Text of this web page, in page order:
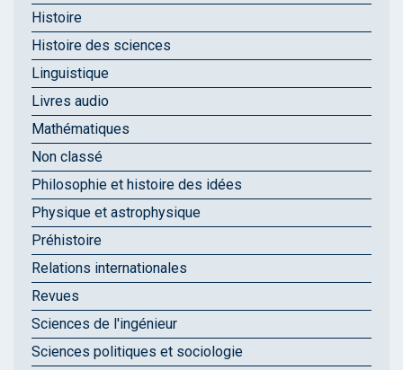
Histoire
Histoire des sciences
Linguistique
Livres audio
Mathématiques
Non classé
Philosophie et histoire des idées
Physique et astrophysique
Préhistoire
Relations internationales
Revues
Sciences de l'ingénieur
Sciences politiques et sociologie